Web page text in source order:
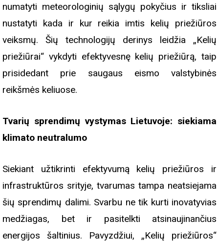
numatyti meteorologinių sąlygų pokyčius ir tiksliai
nustatyti kada ir kur reikia imtis kelių priežiūros
veiksmų. Šių technologijų derinys leidžia „Kelių
priežiūrai“ vykdyti efektyvesnę kelių priežiūrą, taip
prisidedant prie saugaus eismo valstybinės
reikšmės keliuose.
Tvarių sprendimų vystymas Lietuvoje: siekiama
klimato neutralumo
Siekiant užtikrinti efektyvumą kelių priežiūros ir
infrastruktūros srityje, tvarumas tampa neatsiejama
šių sprendimų dalimi. Svarbu ne tik kurti inovatyvias
medžiagas, bet ir pasitelkti atsinaujinančius
energijos šaltinius. Pavyzdžiui, „Kelių priežiūros“